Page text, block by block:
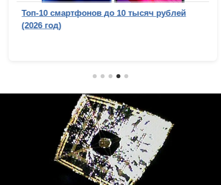
Топ-10 смартфонов до 10 тысяч рублей
(2026 год)